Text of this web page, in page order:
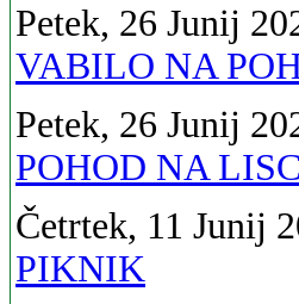
Petek, 26 Junij
VABILO NA
Petek, 26 Junij
POHOD NA
Četrtek, 11 Junij
PIKNIK